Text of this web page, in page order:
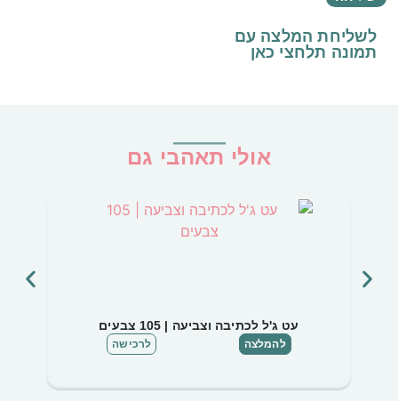
לשליחת המלצה עם
תמונה תלחצי כאן
אולי תאהבי גם
עט ג'ל לכתיבה וצביעה | 105 צבעים
להמלצה לרכישה